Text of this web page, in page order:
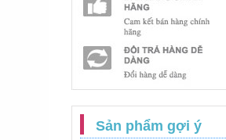
Sản phẩm gợi ý